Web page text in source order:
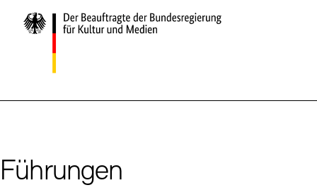
Führungen